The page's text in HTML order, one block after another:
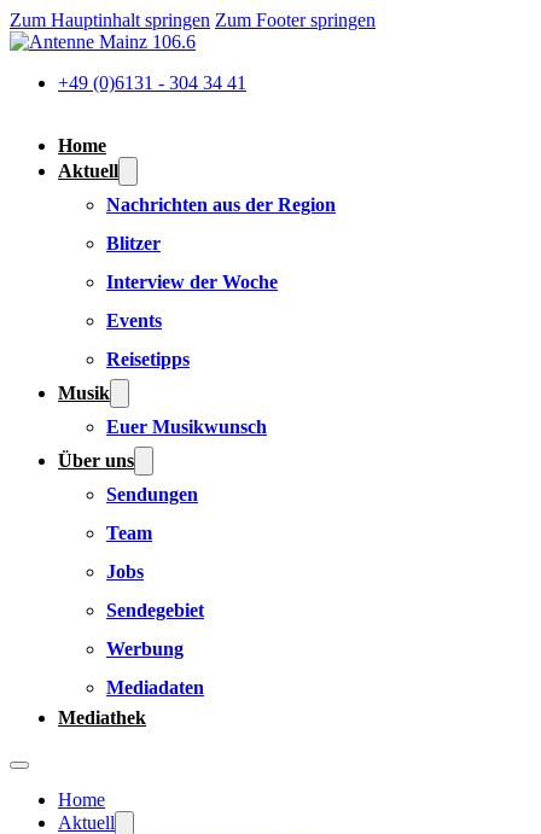
Zum Hauptinhalt springen Zum Footer springen
+49 (0)6131 - 304 34 41
Home
Aktuell
Nachrichten aus der Region
Blitzer
Interview der Woche
Events
Reisetipps
Musik
Euer Musikwunsch
Über uns
Sendungen
Team
Jobs
Sendegebiet
Werbung
Mediadaten
Mediathek
Home
Aktuell